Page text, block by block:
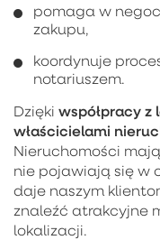
pomaga w
zakupu,
koordynuje
notariuszem.
Dzięki współpracy z
właścicielami
Nieruchomości
nie pojawiają się w
daje naszym
znaleźć atrakcyjne
lokalizacji.